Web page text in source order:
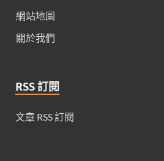
網站地圖
關於我們
RSS 訂閱
文章 RSS 訂閱